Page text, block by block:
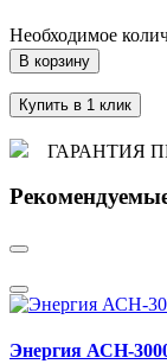
Необходимое
В корзину
Купить в 1 клик
ГАРАНТИЯ
Энергия АСН-